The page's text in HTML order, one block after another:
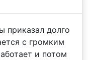
приказал долго
с громким
и потом